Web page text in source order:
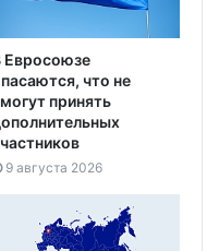
Евросоюзе
что не
принять
9 августа 2026